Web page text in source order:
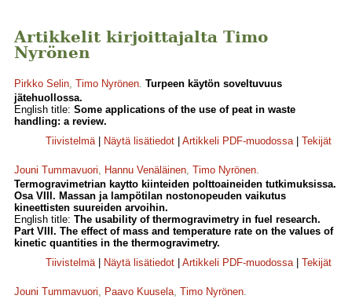
Artikkelit kirjoittajalta Timo
Nyrönen
Pirkko Selin, Timo Nyrönen. Turpeen käytön soveltuvuus
jätehuollossa.
English title: Some applications of the use of peat in waste
handling: a review.
Tiivistelmä| Näytä lisätiedot Artikkeli PDF-muodossa| Tekijät
Jouni Tummavuori, Hannu Venäläinen, Timo Nyrönen.
Termogravimetrian kaytto kiinteiden polttoaineiden tutkimuksissa.
Osa VIII. Massan ja lampötilan nostonopeuden vaikutus
kineettisten suureiden arvoihin.
English title: The usability of thermogravimetry in fuel research.
Part VIII. The effect of mass and temperature rate on the values of
kinetic quantities in the thermogravimetry.
Tiivistelmä| Näytä lisätiedot Artikkeli PDF-muodossa| Tekijät
Jouni Tummavuori, Paavo Kuusela, Timo Nyrönen.